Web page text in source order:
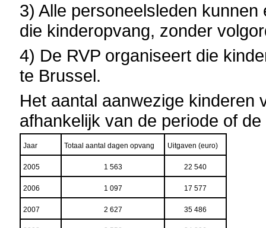
3) Alle personeelsleden
die kinderopvang, zonder
4) De RVP organiseert die
te Brussel.
Het aantal aanwezige kinderen
afhankelijk van de periode of
Jaar Totaal aantal dagen opvang Uitgaven (euro)
2005 1 563 22 540
2006 1 097 17 577
2007 2 627 35 486